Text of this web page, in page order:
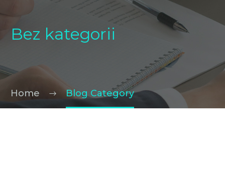
Bez kategorii
Home Blog Category